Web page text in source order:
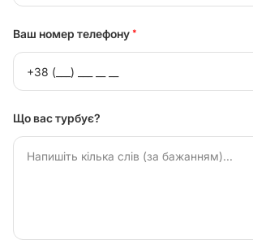
Ваш номер телефону *
Що вас турбує?